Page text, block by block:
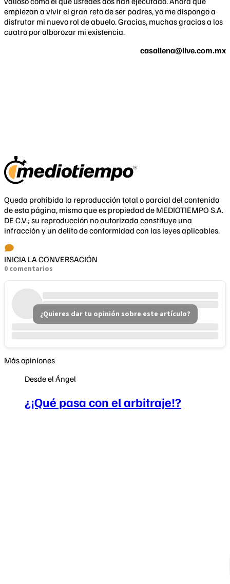
empiezan a vivir el gran reto de ser padres, yo me dispongo a
disfrutar mi nuevo rol de abuelo. Gracias, muchas gracias a los
cuatro por alborozar mi existencia.
casallena@live.com.mx
Queda prohibida la reproducción total o parcial del contenido
de esta página, mismo que es propiedad de MEDIOTIEMPO S.A.
DE C.V.; su reproducción no autorizada constituye una
infracción y un delito de conformidad con las leyes aplicables.
INICIA LA CONVERSACIÓN
0 comentarios
¿Quieres dar tu opinión sobre este artículo?
Más opiniones
Desde el Ángel
¿¡Qué pasa con el arbitraje!?